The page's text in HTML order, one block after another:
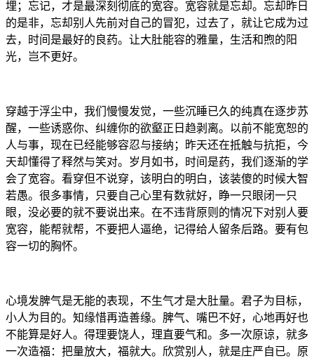
埋；忘记，才是最深刻彻底的宽容。宽容就是忘却。忘却昨日
的是非，忘却别人先前对自己的冒犯，过去了，就让它成为过
去，时间是最好的良药。让大肚能容的雅量，生活和煦的阳
光，岂不更好。
穿越于浮尘中，我们慢慢发觉，一些沉睡已久的纯真在逐步苏
醒，一些诱惑你、纠缠你的欲壑正日趋剥离。以前不能宽恕的
人与事，现在已经能够容忍与接纳；昨天还在抵触与抗拒，今
天却懂得了释然与笑对。岁月如书，时间是药，我们逐渐的学
会了宽容。看穿但不说穿，该明白的明白，该装傻的时候大智
若愚。很多事情，只要自己心里有数就好，睁一只眼闭一只
眼，没必要的就不要说出来。在不违背原则的情况下对别人要
宽容，能帮就帮，不要把人逼绝，记得给人留条后路。要有包
容一切的胸怀。
心境发脾气是无能的表现，不生气才是大肚量。君子为目标，
小人为目的。知缘惜再造善缘。脾气、嘴巴不好，心地再好也
不能算是好人。得理要饶人，理直要气和。多一次原谅，就多
一次造福：把量放大，福就大。欣赏别人，就是庄严自已。原